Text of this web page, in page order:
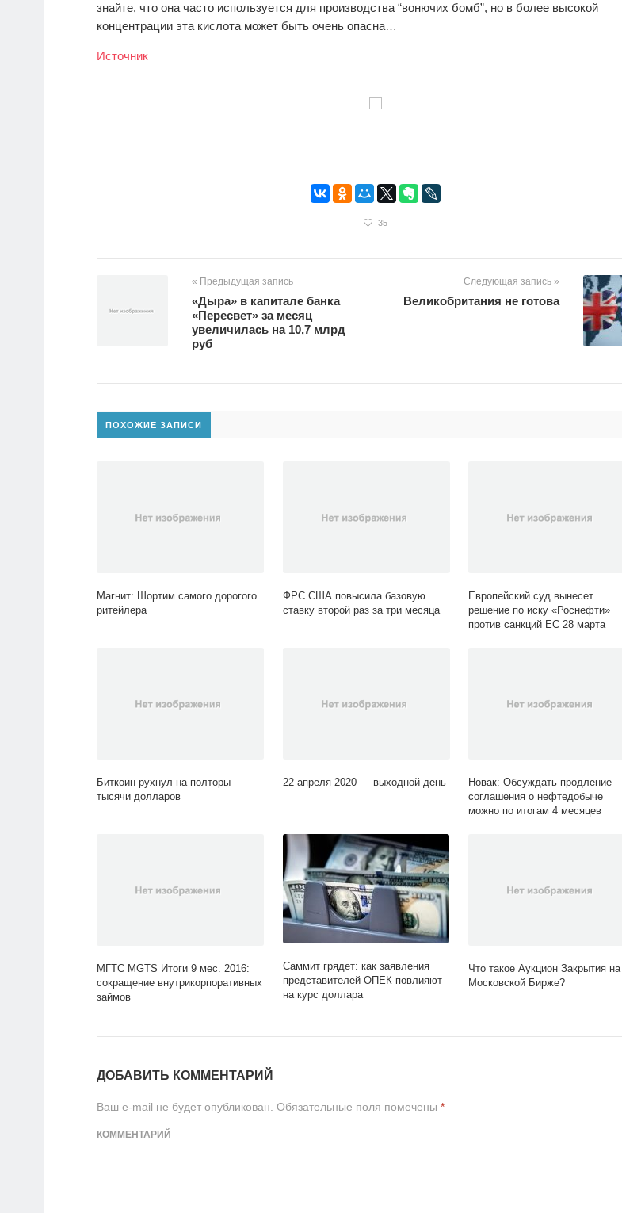
знайте, что она часто используется для производства “вонючих бомб”, но в более высокой
концентрации эта кислота может быть очень опасна…
Источник
35
« Предыдущая запись
«Дыра» в капитале банка
«Пересвет» за месяц
увеличилась на 10,7 млрд
руб
Следующая запись »
Великобритания не готова
ПОХОЖИЕ ЗАПИСИ
Магнит: Шортим самого дорогого
ритейлера
ФРС США повысила базовую
ставку второй раз за три месяца
Европейский суд вынесет
решение по иску «Роснефти»
против санкций ЕС 28 марта
Биткоин рухнул на полторы
тысячи долларов
22 апреля 2020 — выходной день
Новак: Обсуждать продление
соглашения о нефтедобыче
можно по итогам 4 месяцев
МГТС MGTS Итоги 9 мес. 2016:
сокращение внутрикорпоративных
займов
Саммит грядет: как заявления
представителей ОПЕК повлияют
на курс доллара
Что такое Аукцион Закрытия на
Московской Бирже?
ДОБАВИТЬ КОММЕНТАРИЙ
Ваш e-mail не будет опубликован. Обязательные поля помечены *
КОММЕНТАРИЙ